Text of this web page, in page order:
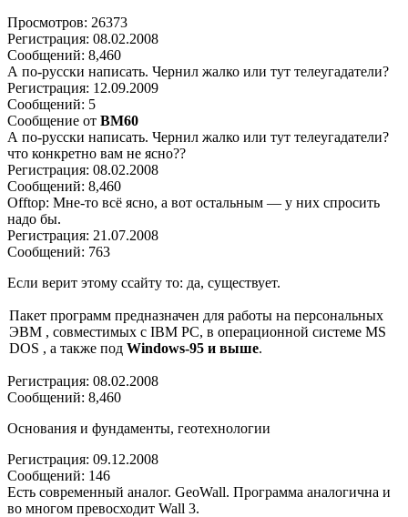
Просмотров: 26373
Регистрация: 08.02.2008
Сообщений: 8,460
А по-русски написать. Чернил жалко или тут телеугадатели?
Регистрация: 12.09.2009
Сообщений: 5
Сообщение от BM60
А по-русски написать. Чернил жалко или тут телеугадатели?
что конкретно вам не ясно??
Регистрация: 08.02.2008
Сообщений: 8,460
Offtop: Мне-то всё ясно, а вот остальным — у них спросить
надо бы.
Регистрация: 21.07.2008
Сообщений: 763
Если верит этому ссайту то: да, существует.
Пакет программ предназначен для работы на персональных
ЭВМ , совместимых с IBM PC, в операционной системе MS
DOS , а также под Windows-95 и выше.
Регистрация: 08.02.2008
Сообщений: 8,460
Основания и фундаменты, геотехнологии
Регистрация: 09.12.2008
Сообщений: 146
Есть современный аналог. GeoWall. Программа аналогична и
во многом превосходит Wall 3.